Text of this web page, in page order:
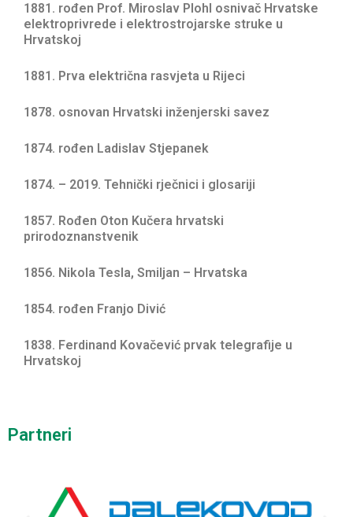
1881. rođen Prof. Miroslav Plohl osnivač Hrvatske
elektroprivrede i elektrostrojarske struke u
Hrvatskoj
1881. Prva električna rasvjeta u Rijeci
1878. osnovan Hrvatski inženjerski savez
1874. rođen Ladislav Stjepanek
1874. – 2019. Tehnički rječnici i glosariji
1857. Rođen Oton Kučera hrvatski
prirodoznanstvenik
1856. Nikola Tesla, Smiljan – Hrvatska
1854. rođen Franjo Divić
1838. Ferdinand Kovačević prvak telegrafije u
Hrvatskoj
Partneri